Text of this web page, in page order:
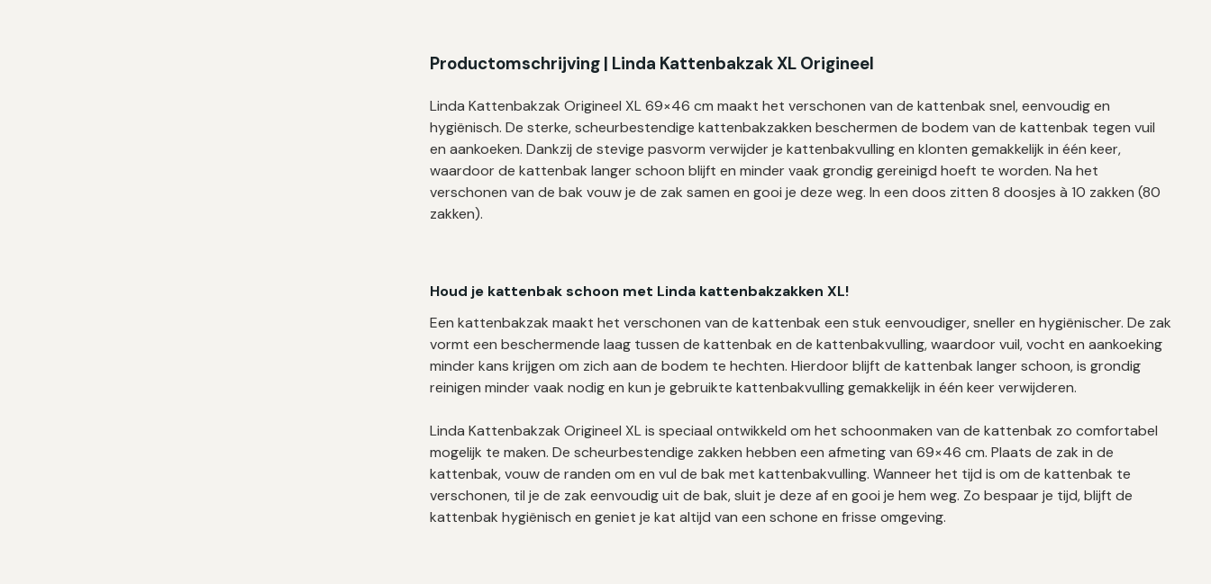
Productomschrijving | Linda Kattenbakzak XL Origineel
Linda Kattenbakzak Origineel XL 69×46 cm maakt het verschonen van de kattenbak snel, eenvoudig en
hygiënisch. De sterke, scheurbestendige kattenbakzakken beschermen de bodem van de kattenbak tegen vuil
en aankoeken. Dankzij de stevige pasvorm verwijder je kattenbakvulling en klonten gemakkelijk in één keer,
waardoor de kattenbak langer schoon blijft en minder vaak grondig gereinigd hoeft te worden. Na het
verschonen van de bak vouw je de zak samen en gooi je deze weg. In een doos zitten 8 doosjes à 10 zakken (80
zakken).
Houd je kattenbak schoon met Linda kattenbakzakken XL!
Een kattenbakzak maakt het verschonen van de kattenbak een stuk eenvoudiger, sneller en hygiënischer. De zak
vormt een beschermende laag tussen de kattenbak en de kattenbakvulling, waardoor vuil, vocht en aankoeking
minder kans krijgen om zich aan de bodem te hechten. Hierdoor blijft de kattenbak langer schoon, is grondig
reinigen minder vaak nodig en kun je gebruikte kattenbakvulling gemakkelijk in één keer verwijderen.
Linda Kattenbakzak Origineel XL is speciaal ontwikkeld om het schoonmaken van de kattenbak zo comfortabel
mogelijk te maken. De scheurbestendige zakken hebben een afmeting van 69×46 cm. Plaats de zak in de
kattenbak, vouw de randen om en vul de bak met kattenbakvulling. Wanneer het tijd is om de kattenbak te
verschonen, til je de zak eenvoudig uit de bak, sluit je deze af en gooi je hem weg. Zo bespaar je tijd, blijft de
kattenbak hygiënisch en geniet je kat altijd van een schone en frisse omgeving.